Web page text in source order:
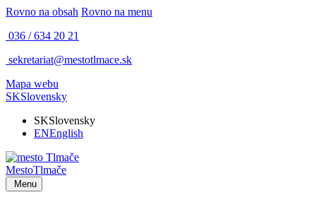
Rovno na obsah Rovno na menu
036 / 634 20 21
sekretariat@mestotlmace.sk
Mapa webu
SKSlovensky
SKSlovensky
ENEnglish
MestoTlmače
Menu